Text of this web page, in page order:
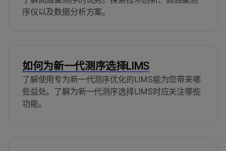
序仪以及数据分析方案。
如何为新一代测序选择LIMS
了解使用专为新一代测序优化的LIMS能为您带来哪
些益处。了解为新一代测序选择LIMS时应关注哪些
功能。